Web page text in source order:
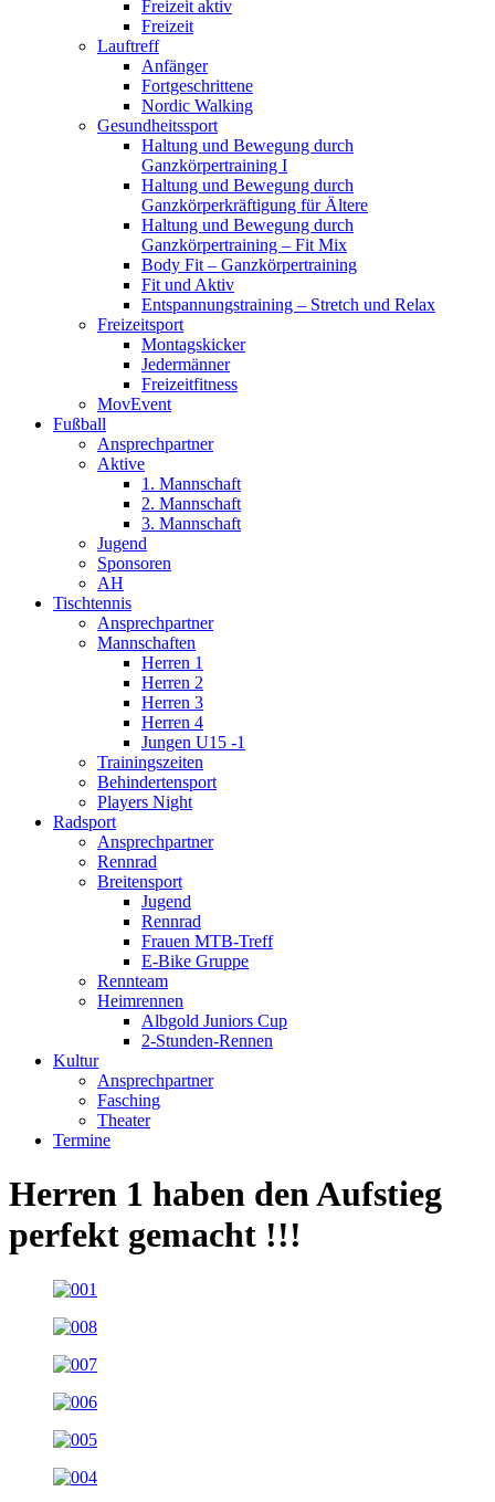
Freizeit aktiv
Freizeit
Lauftreff
Anfänger
Fortgeschrittene
Nordic Walking
Gesundheitssport
Haltung und Bewegung durch
Ganzkörpertraining I
Haltung und Bewegung durch
Ganzkörperkräftigung für Ältere
Haltung und Bewegung durch
Ganzkörpertraining – Fit Mix
Body Fit – Ganzkörpertraining
Fit und Aktiv
Entspannungstraining – Stretch und Relax
Freizeitsport
Montagskicker
Jedermänner
Freizeitfitness
MovEvent
Fußball
Ansprechpartner
Aktive
1. Mannschaft
2. Mannschaft
3. Mannschaft
Jugend
Sponsoren
AH
Tischtennis
Ansprechpartner
Mannschaften
Herren 1
Herren 2
Herren 3
Herren 4
Jungen U15 -1
Trainingszeiten
Behindertensport
Players Night
Radsport
Ansprechpartner
Rennrad
Breitensport
Jugend
Rennrad
Frauen MTB-Treff
E-Bike Gruppe
Rennteam
Heimrennen
Albgold Juniors Cup
2-Stunden-Rennen
Kultur
Ansprechpartner
Fasching
Theater
Termine
Herren 1 haben den Aufstieg
perfekt gemacht !!!